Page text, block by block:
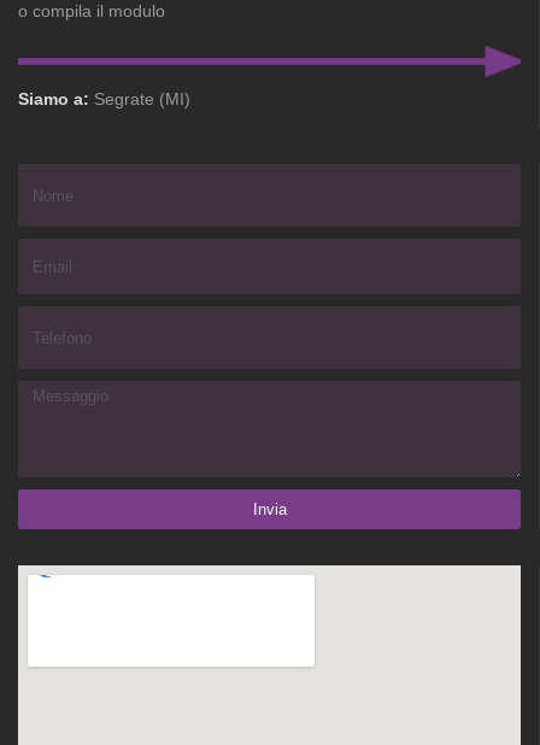
o compila il modulo
Siamo a: Segrate (MI)
Invia